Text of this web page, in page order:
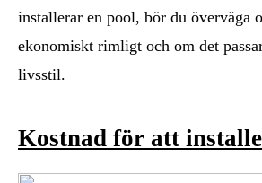
installerar en pool, bör du överväga
ekonomiskt rimligt och om det
livsstil.
Kostnad för att